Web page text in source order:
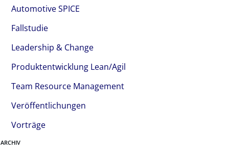
Automotive SPICE
Fallstudie
Leadership & Change
Produktentwicklung Lean/Agil
Team Resource Management
Veröffentlichungen
Vorträge
ARCHIV